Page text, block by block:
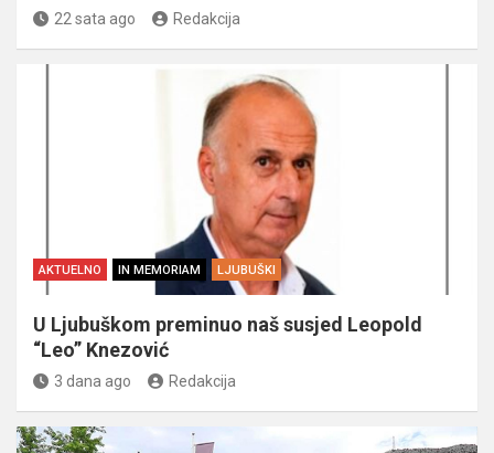
22 sata ago Redakcija
AKTUELNO IN MEMORIAM LJUBUŠKI
U Ljubuškom preminuo naš susjed Leopold
“Leo” Knezović
3 dana ago Redakcija